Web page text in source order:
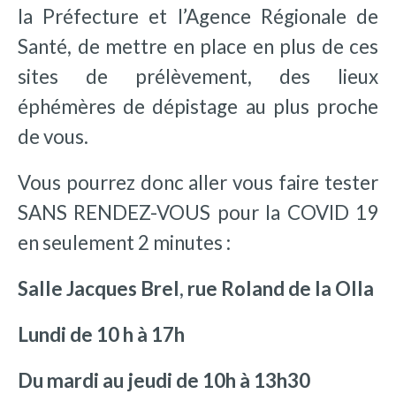
la Préfecture et l’Agence Régionale de
Santé, de mettre en place en plus de ces
sites de prélèvement, des lieux
éphémères de dépistage au plus proche
de vous.
Vous pourrez donc aller vous faire tester
SANS RENDEZ-VOUS pour la COVID 19
en seulement 2 minutes :
Salle Jacques Brel, rue Roland de la Olla
Lundi de 10 h à 17h
Du mardi au jeudi de 10h à 13h30